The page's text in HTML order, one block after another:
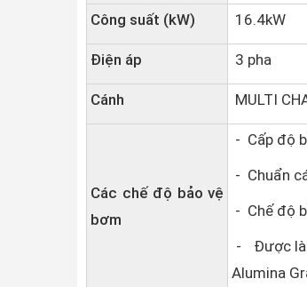
Công suất (kW) 16.4kW
Điện áp 3 pha
Cánh MULTI
Các chế độ bảo vệ
bơm
- Cấp độ
- Chuẩn
- Chế độ
- Được
Alumina